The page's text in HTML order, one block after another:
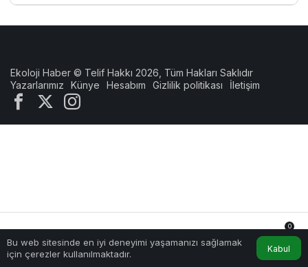
Bu web sitesinde en iyi deneyimi yaşamanızı sağlamak
için çerezler kullanılmaktadır.
Kabul
Ekoloji Haber © Telif Hakkı 2026, Tüm Hakları Saklıdır
Yazarlarımız
Künye Hesabım Gizlilik politikası İletişim
Anasayfa Akış Hesabım Bildirimler
0